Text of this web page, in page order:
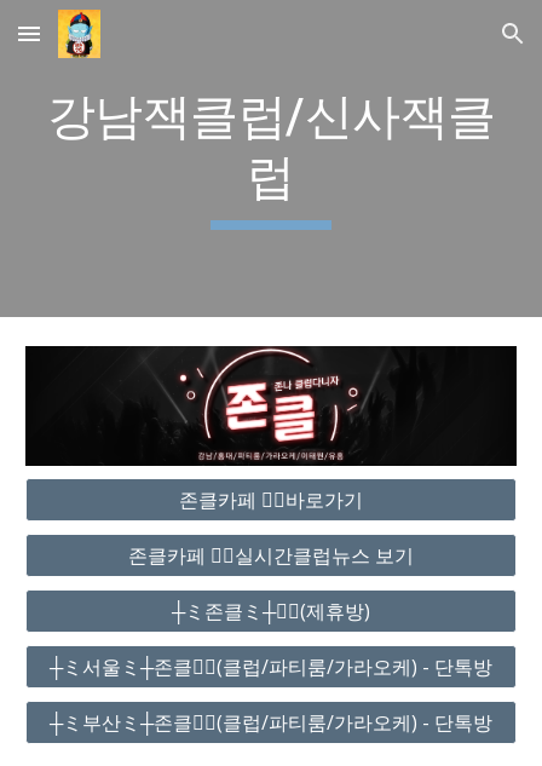
Skip to main content Skip to navigation
강남잭클럽/신사잭클
럽
존클카페 ❤️‍🔥바로가기
존클카페 ❤️‍🔥실시간클럽뉴스 보기
┼ミ존클ミ┼❤️‍🔥(제휴방)
┼ミ서울ミ┼존클❤️‍🔥(클럽/파티룸/가라오케) - 단톡방
┼ミ부산ミ┼존클❤️‍🔥(클럽/파티룸/가라오케) - 단톡방